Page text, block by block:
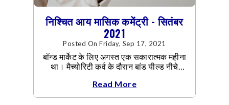
निश्चित आय मासिक कमेंट्री - सितंबर
2021
Posted On Friday, Sep 17, 2021
बॉन्ड मार्केट के लिए अगस्त एक सकारात्मक महीना
था। मैच्योरिटी कर्व के दौरान बांड यील्ड नीचे
Read More